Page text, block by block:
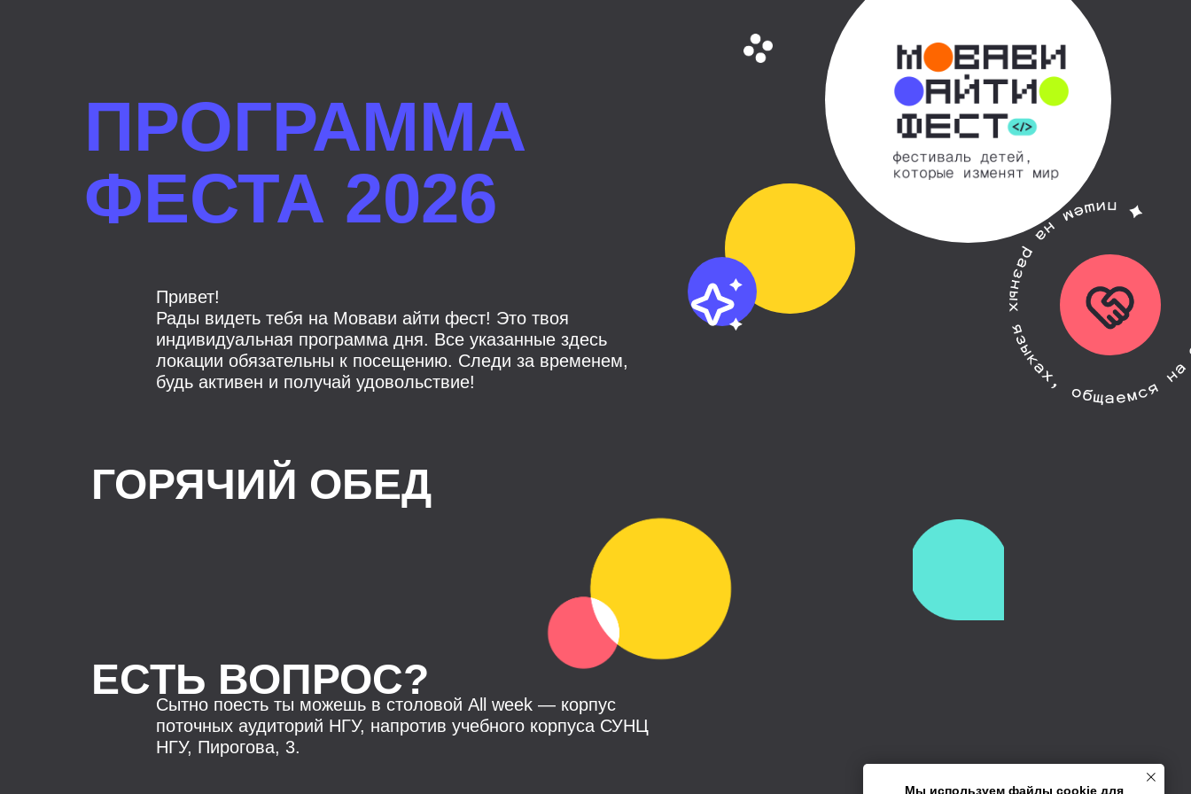
ПРОГРАММА
ФЕСТА 2026
Привет!
Рады видеть тебя на Мовави айти фест! Это твоя
индивидуальная программа дня. Все указанные здесь
локации обязательны к посещению. Следи за временем,
будь активен и получай удовольствие!
Сытно поесть ты можешь в столовой All week — корпус
поточных аудиторий НГУ, напротив учебного корпуса СУНЦ
НГУ, Пирогова, 3.
ГОРЯЧИЙ ОБЕД
ЕСТЬ ВОПРОС?
Мы используем файлы cookie для